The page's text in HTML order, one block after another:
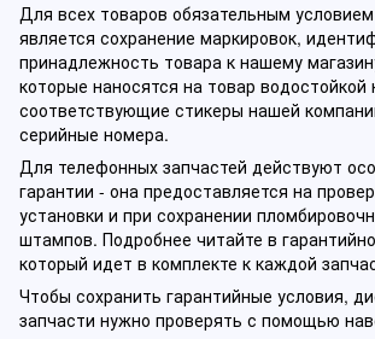
Для всех товаров обязательным
является сохранение маркировок,
принадлежность товара к нашему
которые наносятся на товар водостойкой
соответствующие стикеры нашей
серийные номера.
Для телефонных запчастей действуют
гарантии - она предоставляется на
установки и при сохранении
штампов. Подробнее читайте в
который идет в комплекте к каждой
Чтобы сохранить гарантийные условия,
запчасти нужно проверять с помощью